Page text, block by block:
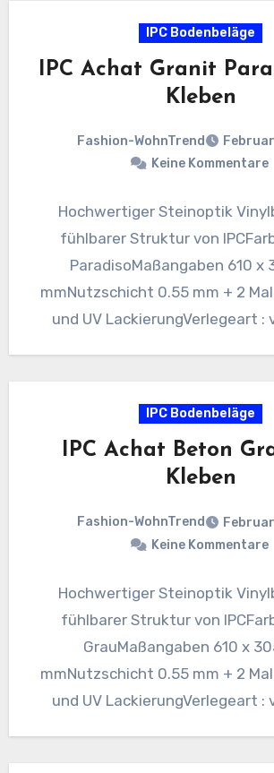
IPC Bodenbeläge
IPC Achat Granit
Kleben
Fashion-WohnTrend
Keine Kommentare
Hochwertiger Steinoptik
fühlbarer Struktur von
ParadisoMaßangaben 610 x
mmNutzschicht 0.55 mm + 2
und UV LackierungVerlegeart :
IPC Bodenbeläge
IPC Achat Beton
Kleben
Fashion-WohnTrend
Keine Kommentare
Hochwertiger Steinoptik
fühlbarer Struktur von
GrauMaßangaben 610 x
mmNutzschicht 0.55 mm + 2
und UV LackierungVerlegeart :